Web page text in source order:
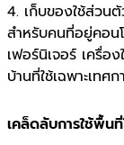
4. เก็บของใช้ส่วน
สำหรับคนที่อยู่คอน
เฟอร์นิเจอร์ เครื่
บ้านที่ใช้เฉพาะเทศ
เคล็ดลับการใช้พื้น